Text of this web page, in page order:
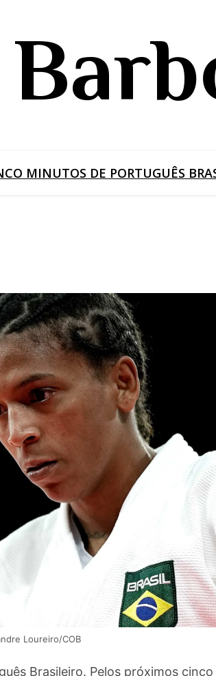
MINUTOS DE PORTUGUÊS
Loureiro/COB
Brasileiro. Pelos próximos